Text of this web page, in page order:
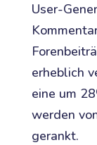
User-
erheblich
eine um
werden
gerankt.